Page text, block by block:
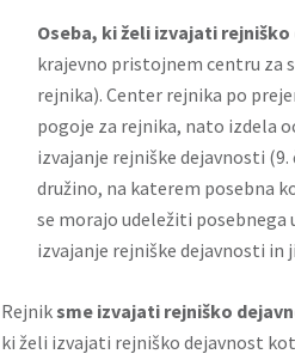
Oseba, ki želi izvajati
krajevno pristojnem centru za
rejnika). Center rejnika po
pogoje za rejnika, nato izdela
izvajanje rejniške dejavnosti
družino, na katerem posebna
se morajo udeležiti
izvajanje rejniške dejavnosti in
Rejniksme izvajati rejniško
ki želi izvajati rejniško dejavnost